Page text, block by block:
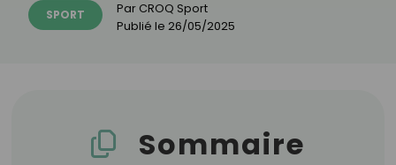
SPORT Par CROQ Sport
Publié le 26/05/2025
Sommaire